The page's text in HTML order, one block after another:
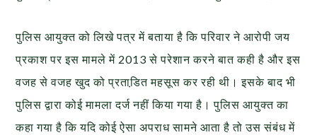
पुलिस आयुक्त को लिखे पत्र में बताया है कि परिवार ने आरोपी जय
प्रकाश पर इस मामले में 2013 से परेशान करने बात कही है और इस
वजह से वजह खुद को प्रताडि़त महसूस कर रही थी। इसके बाद भी
पुलिस द्वारा कोई मामला दर्ज नहीं किया गया है। पुलिस आयुक्त का
कहा गया है कि यदि कोई ऐसा अपराध सामने आता है तो उस संबंध में